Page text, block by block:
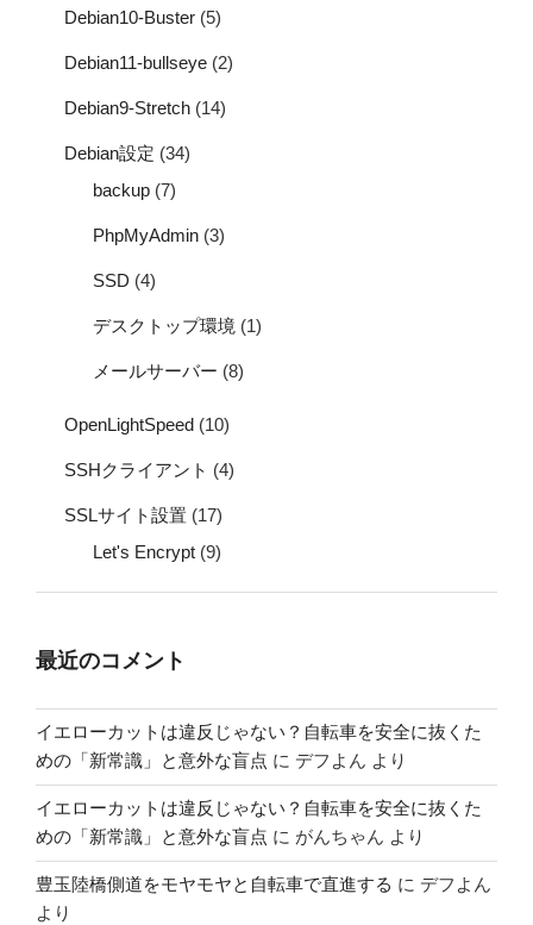
Debian10-Buster (5)
Debian11-bullseye (2)
Debian9-Stretch (14)
Debian設定 (34)
backup (7)
PhpMyAdmin (3)
SSD (4)
デスクトップ環境 (1)
メールサーバー (8)
OpenLightSpeed (10)
SSHクライアント (4)
SSLサイト設置 (17)
Let's Encrypt (9)
最近のコメント
イエローカットは違反じゃない？自転車を安全に抜くた
めの「新常識」と意外な盲点 に デフよん より
イエローカットは違反じゃない？自転車を安全に抜くた
めの「新常識」と意外な盲点 に がんちゃん より
豊玉陸橋側道をモヤモヤと自転車で直進する に デフよん
より